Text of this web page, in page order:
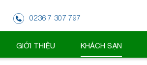
0236 7 307 797
GIỚI THIỆU KHÁCH SẠN